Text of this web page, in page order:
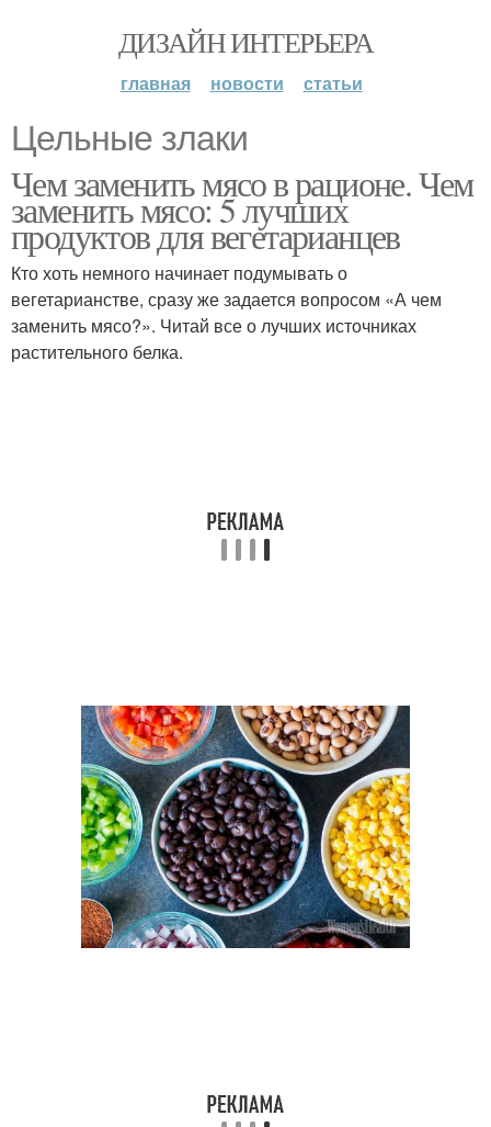
ДИЗАЙН ИНТЕРЬЕРА
главная новости статьи
Цельные злаки
Чем заменить мясо в рационе. Чем
заменить мясо: 5 лучших
продуктов для вегетарианцев
Кто хоть немного начинает подумывать о
вегетарианстве, сразу же задается вопросом «А чем
заменить мясо?». Читай все о лучших источниках
растительного белка.